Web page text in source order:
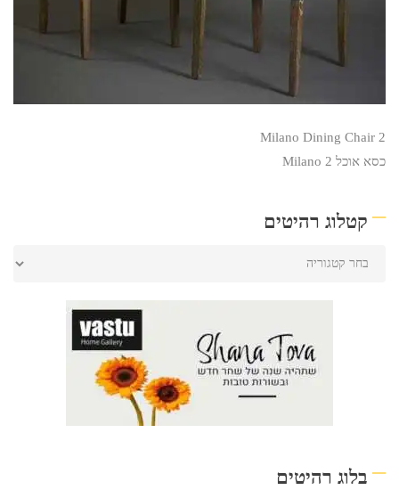
Milano Dining Chair 2
כסא אוכל Milano 2
קטלוג רהיטים
בלוג רהיטים